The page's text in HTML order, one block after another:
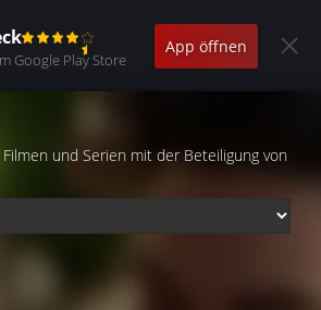
Google Play Store
App öffnen
und Serien mit der Beteiligung von